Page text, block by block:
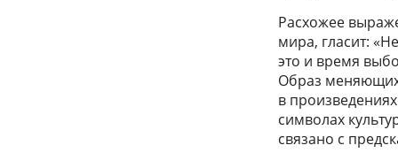
Расхожее
мира, гласит:
это и время
Образ
в
символах
связано с